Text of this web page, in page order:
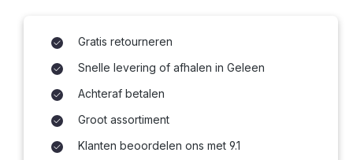
Gratis retourneren
Snelle levering of afhalen in Geleen
Achteraf betalen
Groot assortiment
Klanten beoordelen ons met 9.1